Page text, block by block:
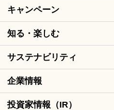
キャンペーン
知る・楽しむ
サステナビリティ
企業情報
投資家情報（IR）